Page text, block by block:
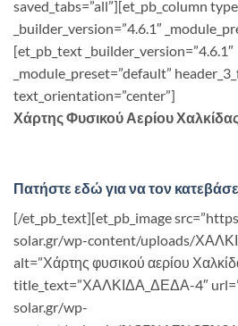
saved_tabs=”all”][et_pb_column
_builder_version=”4.6.1″
[et_pb_text _builder_version=”4.6.1″
_module_preset=”default”
text_orientation=”center”]
Χάρτης Φυσικού Αερίου
Πατήστε εδώ για να τον
[/et_pb_text][et_pb_image
solar.gr/wp-content/uploads/
alt=”Χάρτης φυσικού αερίου
title_text=”ΧΑΛΚΙΔΑ_ΔΕΔΑ-4″
solar.gr/wp-